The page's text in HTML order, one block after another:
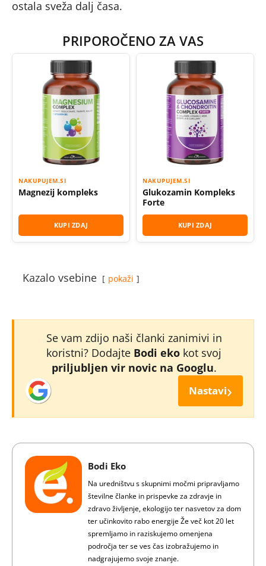
ostala sveža dalj časa.
PRIPOROČENO ZA VAS
NAKUPUJEM.SI
Magnezij kompleks
KUPI ZDAJ
NAKUPUJEM.SI
Glukozamin Kompleks
Forte
KUPI ZDAJ
Kazalo vsebine pokaži
Se vam zdijo naši članki zanimivi in
koristni? Dodajte Bodi eko kot svoj
priljubljen vir novic na Googlu.
Nastavi›
Bodi Eko
Na uredništvu s skupnimi močmi pripravljamo
številne članke in prispevke za zdravje in
zdravo življenje, ekologijo ter nasvetov za dom
ter učinkovito rabo energije Že več kot 20 let
spremljamo in raziskujemo omenjena
področja ter se ves čas izobražujemo in
nadgrajujemo svoje znanje.